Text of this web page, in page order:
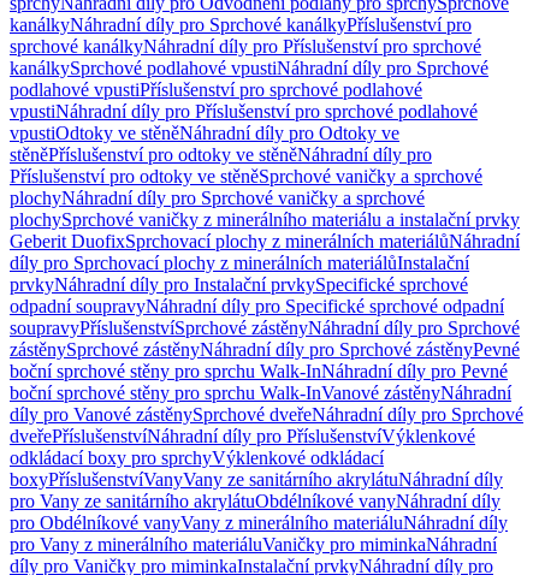
kanálkyNáhradní díly pro Sprchové kanálkyPříslušenství pro
sprchové kanálkyNáhradní díly pro Příslušenství pro sprchové
kanálkySprchové podlahové vpustiNáhradní díly pro Sprchové
podlahové vpustiPříslušenství pro sprchové podlahové
vpustiNáhradní díly pro Příslušenství pro sprchové podlahové
vpustiOdtoky ve stěněNáhradní díly pro Odtoky ve
stěněPříslušenství pro odtoky ve stěněNáhradní díly pro
Příslušenství pro odtoky ve stěněSprchové vaničky a sprchové
plochyNáhradní díly pro Sprchové vaničky a sprchové
plochySprchové vaničky z minerálního materiálu a instalační prvky
Geberit DuofixSprchovací plochy z minerálních materiálůNáhradní
díly pro Sprchovací plochy z minerálních materiálůInstalační
prvkyNáhradní díly pro Instalační prvkySpecifické sprchové
odpadní soupravyNáhradní díly pro Specifické sprchové odpadní
soupravyPříslušenstvíSprchové zástěnyNáhradní díly pro Sprchové
zástěnySprchové zástěnyNáhradní díly pro Sprchové zástěnyPevné
boční sprchové stěny pro sprchu Walk-InNáhradní díly pro Pevné
boční sprchové stěny pro sprchu Walk-InVanové zástěnyNáhradní
díly pro Vanové zástěnySprchové dveřeNáhradní díly pro Sprchové
dveřePříslušenstvíNáhradní díly pro PříslušenstvíVýklenkové
odkládací boxy pro sprchyVýklenkové odkládací
boxyPříslušenstvíVanyVany ze sanitárního akrylátuNáhradní díly
pro Vany ze sanitárního akrylátuObdélníkové vanyNáhradní díly
pro Obdélníkové vanyVany z minerálního materiáluNáhradní díly
pro Vany z minerálního materiáluVaničky pro miminkaNáhradní
díly pro Vaničky pro miminkaInstalační prvkyNáhradní díly pro